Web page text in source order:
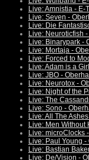
Live: Amnistia -
Live: Seven -
Live: Die
Live: Neuroticfish
Live: Binarypark -
Live: Mortaja -
Live: Forced to
Live: Adam is a
Live: JBO -
Live: Neurotox -
Live: Night of the
Live: The
Live: Sono -
Live: All The
Live: Men Without
Live: microClocks
Live: Paul Young
Live: Bastian
Live: De/Vision -